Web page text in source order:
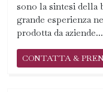
sono la sintesi della
grande esperienza
prodotta da aziende...
CONTATTA &